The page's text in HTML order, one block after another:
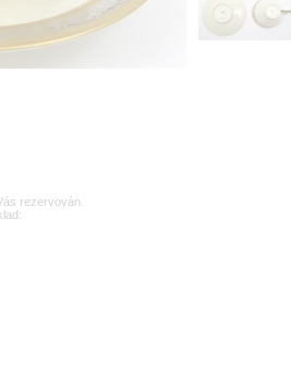
rezervován.